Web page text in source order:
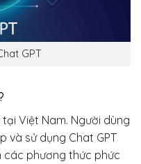
GPT
Việt Nam. Người dùng
và sử dụng Chat GPT
phương thức phức